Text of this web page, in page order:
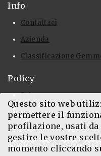
Info
Contattaci
Azienda
Classificazione
Policy
Privacy
Cookie
Login
Questo sito web
permettere il
profilazione, usati
gestire le vostre
momento cliccando